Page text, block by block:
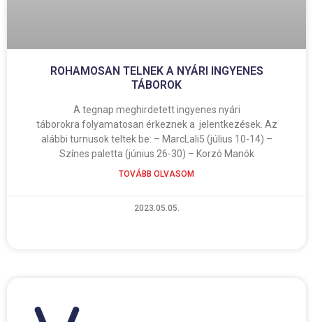
ROHAMOSAN TELNEK A NYÁRI INGYENES
TÁBOROK
A tegnap meghirdetett ingyenes nyári
táborokra folyamatosan érkeznek a jelentkezések. Az
alábbi turnusok teltek be: – MarcLali5 (július 10-14) –
Színes paletta (június 26-30) – Korzó Manók
TOVÁBB OLVASOM
2023.05.05.